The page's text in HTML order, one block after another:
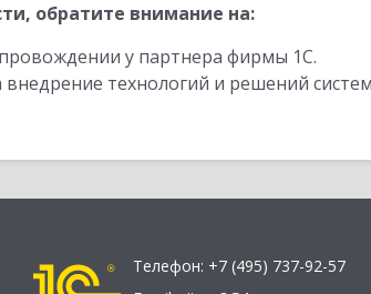
обратите внимание на:
у партнера фирмы 1С.
технологий и решений
Телефон: +7 (495) 737-92-57